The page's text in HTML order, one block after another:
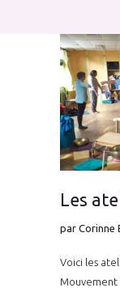
Les
par Corinne
Voici les
Mouvement